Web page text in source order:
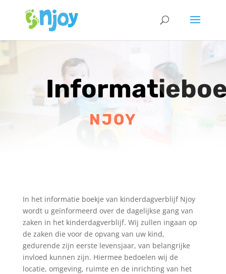
NJOY
In het informatie boekje van kinderdagverblijf Njoy
wordt u geïnformeerd over de dagelijkse gang van
zaken in het kinderdagverblijf. Wij zullen ingaan op
de zaken die voor de opvang van uw kind,
gedurende zijn eerste levensjaar, van belangrijke
invloed kunnen zijn. Hiermee bedoelen wij de
locatie, omgeving, ruimte en de inrichting van het